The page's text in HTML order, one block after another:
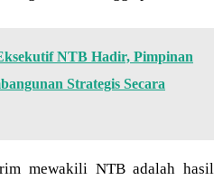
NTB Hadir, Pimpinan
Strategis Secara
mewakili NTB adalah hasil